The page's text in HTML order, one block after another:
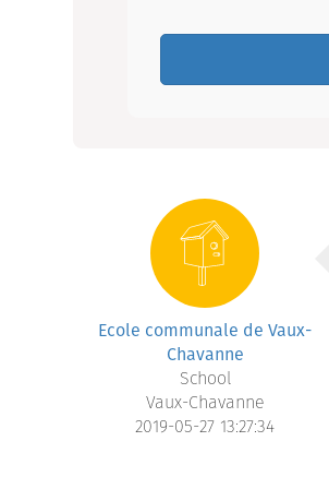
Ecole communale de Vaux-
Chavanne
School
Vaux-Chavanne
2019-05-27 13:27:34